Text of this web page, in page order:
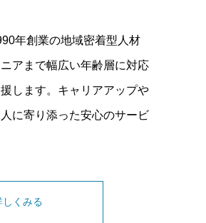
年創業の地域密着型人材
アまで幅広い年齢層に対応
します。キャリアアップや
に寄り添った安心のサービ
しくみる